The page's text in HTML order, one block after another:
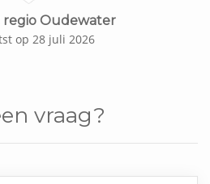
regio Oudewater
op 28 juli 2026
vraag?